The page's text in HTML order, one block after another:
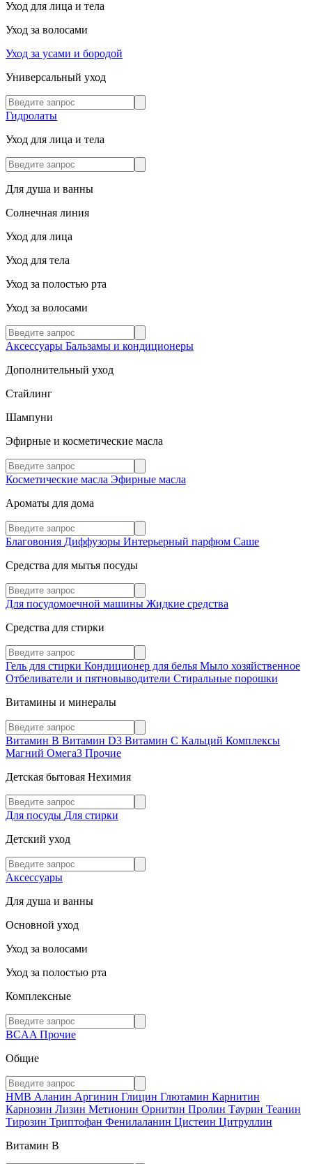
Уход для лица и тела
Уход за волосами
Уход за усами и бородой
Универсальный уход
Гидролаты
Уход для лица и тела
Для душа и ванны
Солнечная линия
Уход для лица
Уход для тела
Уход за полостью рта
Уход за волосами
Аксессуары Бальзамы и кондиционеры
Дополнительный уход
Стайлинг
Шампуни
Эфирные и косметические масла
Косметические масла Эфирные масла
Ароматы для дома
Благовония Диффузоры Интерьерный парфюм Саше
Средства для мытья посуды
Для посудомоечной машины Жидкие средства
Средства для стирки
Гель для стирки Кондиционер для белья Мыло хозяйственное
Отбеливатели и пятновыводители Стиральные порошки
Витамины и минералы
Витамин В Витамин D3 Витамин С Кальций Комплексы
Магний Омега3 Прочие
Детская бытовая Нехимия
Для посуды Для стирки
Детский уход
Аксессуары
Для душа и ванны
Основной уход
Уход за волосами
Уход за полостью рта
Комплексные
BCAA Прочие
Общие
HMB Аланин Аргинин Глицин Глютамин Карнитин
Карнозин Лизин Метионин Орнитин Пролин Таурин Теанин
Тирозин Триптофан Фенилаланин Цистеин Цитруллин
Витамин В